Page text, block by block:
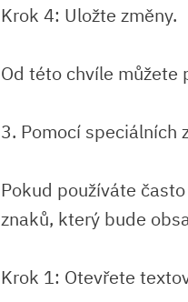
Krok 4: Uložte změny.
Od této chvíle můžete
3. Pomocí speciálních
Pokud používáte
znaků, který bude
Krok 1: Otevřete